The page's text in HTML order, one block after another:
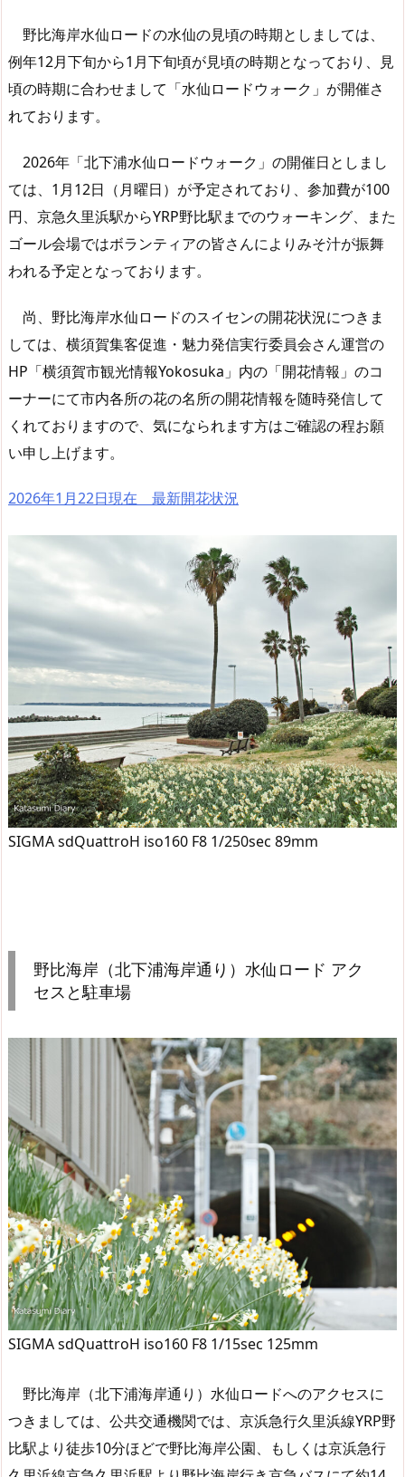
野比海岸水仙ロードの水仙の見頃の時期としましては、
例年12月下旬から1月下旬頃が見頃の時期となっており、見
頃の時期に合わせまして「水仙ロードウォーク」が開催さ
れております。
2026年「北下浦水仙ロードウォーク」の開催日としまし
ては、1月12日（月曜日）が予定されており、参加費が100
円、京急久里浜駅からYRP野比駅までのウォーキング、また
ゴール会場ではボランティアの皆さんによりみそ汁が振舞
われる予定となっております。
尚、野比海岸水仙ロードのスイセンの開花状況につきま
しては、横須賀集客促進・魅力発信実行委員会さん運営の
HP「横須賀市観光情報Yokosuka」内の「開花情報」のコ
ーナーにて市内各所の花の名所の開花情報を随時発信して
くれておりますので、気になられます方はご確認の程お願
い申し上げます。
2026年1月22日現在 最新開花状況
SIGMA sdQuattroH iso160 F8 1/250sec 89mm
野比海岸（北下浦海岸通り）水仙ロード アク
セスと駐車場
SIGMA sdQuattroH iso160 F8 1/15sec 125mm
野比海岸（北下浦海岸通り）水仙ロードへのアクセスに
つきましては、公共交通機関では、京浜急行久里浜線YRP野
比駅より徒歩10分ほどで野比海岸公園、もしくは京浜急行